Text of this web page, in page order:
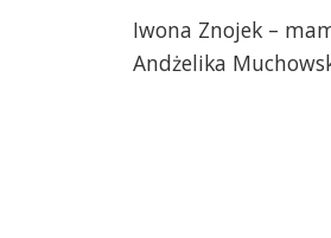
Iwona Znojek –
Andżelika